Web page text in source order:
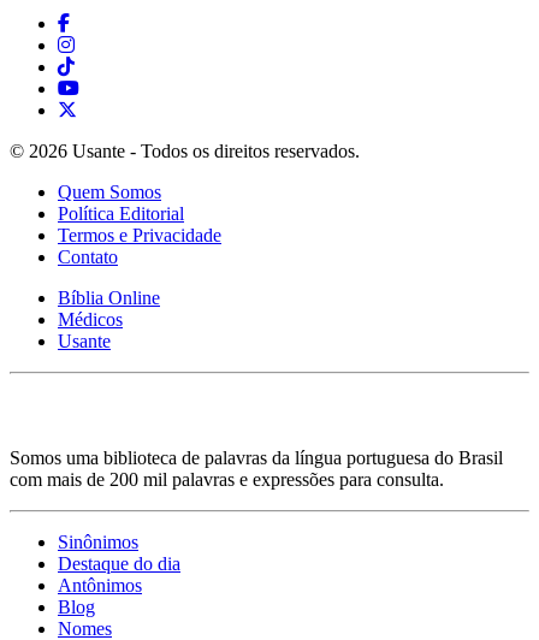
© 2026 Usante - Todos os direitos reservados.
Quem Somos
Política Editorial
Termos e Privacidade
Contato
Bíblia Online
Médicos
Usante
Somos uma biblioteca de palavras da língua portuguesa do Brasil
com mais de 200 mil palavras e expressões para consulta.
Sinônimos
Destaque do dia
Antônimos
Blog
Nomes